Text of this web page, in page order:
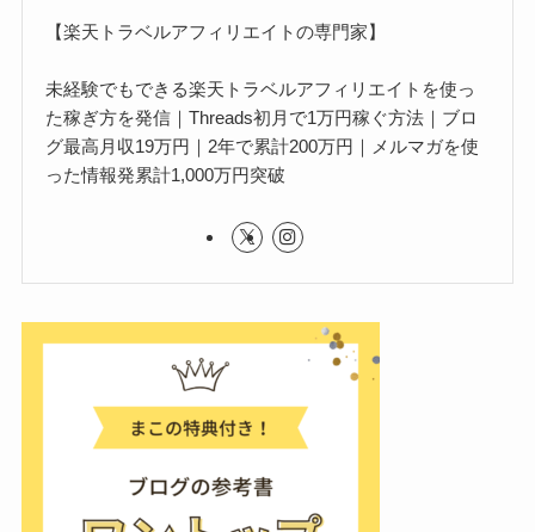
【楽天トラベルアフィリエイトの専門家】
未経験でもできる楽天トラベルアフィリエイトを使っ
た稼ぎ方を発信｜Threads初月で1万円稼ぐ方法｜ブロ
グ最高月収19万円｜2年で累計200万円｜メルマガを使
った情報発累計1,000万円突破